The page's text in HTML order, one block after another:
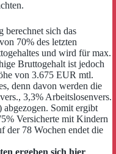
berechnet sich das
70% des letzten
und wird für max.
Bruttogehalt ist jedoch
von 3.675 EUR mtl.
denn davon werden die
3,3% Arbeitslosenvers.
Somit ergibt
Versicherte mit Kindern
der 78 Wochen endet die
ergeben sich hier